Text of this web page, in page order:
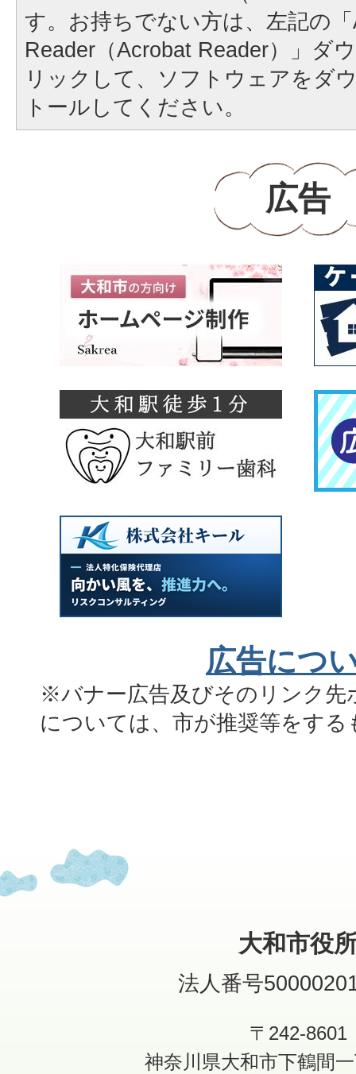
す。お持ちでない方は、左記の
Reader（Acrobat Reader）」ダ
リックして、ソフトウェアをダ
トールしてください。
広告
広告につ
※バナー広告及びそのリンク先
については、市が推奨等をす
大和市役
法人番号
〒242-8601
神奈川県大和市下鶴間